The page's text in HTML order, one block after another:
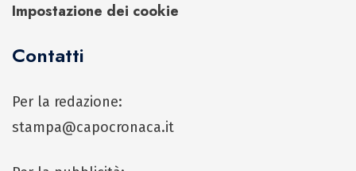
Impostazione dei cookie
Contatti
Per la redazione:
stampa@capocronaca.it